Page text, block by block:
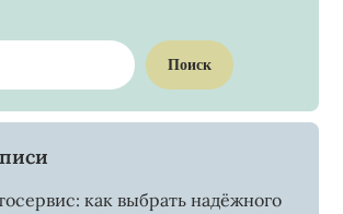
Поиск
как выбрать надёжного